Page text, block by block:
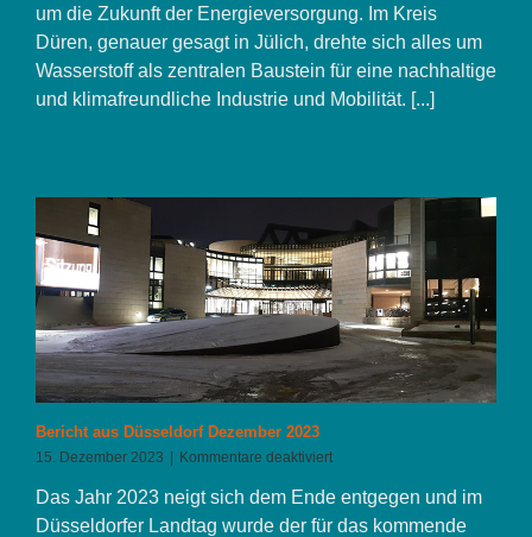
Zukunft
hier!
um die Zukunft der Energieversorgung. Im Kreis
Düren, genauer gesagt in Jülich, drehte sich alles um
Wasserstoff als zentralen Baustein für eine nachhaltige
und klimafreundliche Industrie und Mobilität. [...]
Bericht aus Düsseldorf Dezember 2023
15. Dezember 2023 | Kommentare deaktiviertfür
aus
Düsseldorf
Das Jahr 2023 neigt sich dem Ende entgegen und im
Düsseldorfer Landtag wurde der für das kommende